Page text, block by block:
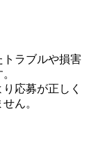
ラブルや損害
応募が正しく
ん。